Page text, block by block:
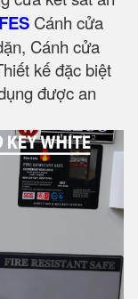
Cánh cửa
Cánh cửa
kế đặc biệt
được an